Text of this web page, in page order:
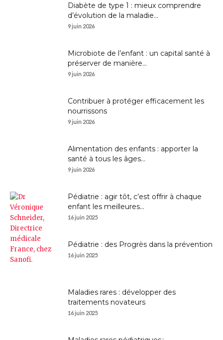
Diabète de type 1 : mieux comprendre
d’évolution de la maladie...
9 juin 2026
Microbiote de l’enfant : un capital santé à
préserver de manière...
9 juin 2026
Contribuer à protéger efficacement les
nourrissons
9 juin 2026
Alimentation des enfants : apporter la
santé à tous les âges...
9 juin 2026
Pédiatrie : agir tôt, c’est offrir à chaque
enfant les meilleures...
16 juin 2025
Pédiatrie : des Progrès dans la prévention
16 juin 2025
Maladies rares : développer des
traitements novateurs
16 juin 2025